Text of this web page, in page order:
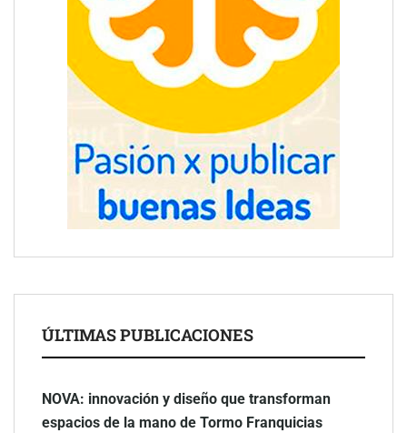
ÚLTIMAS PUBLICACIONES
NOVA: innovación y diseño que transforman
espacios de la mano de Tormo Franquicias